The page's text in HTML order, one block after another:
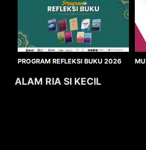
PROGRAM REFLEKSI BUKU 2026
ALAM RIA SI KECIL